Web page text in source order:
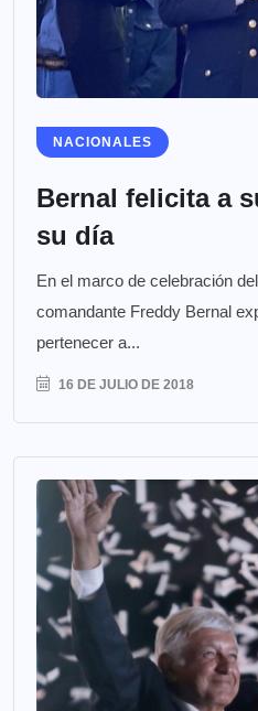
NACIONALES
Bernal felicita a
su día
En el marco de celebración
comandante Freddy Bernal
pertenecer a...
16 DE JULIO DE 2018